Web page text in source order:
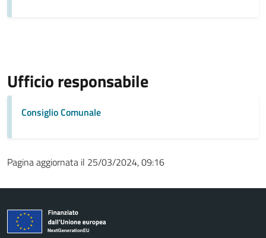
Ufficio responsabile
Consiglio Comunale
Pagina aggiornata il 25/03/2024, 09:16